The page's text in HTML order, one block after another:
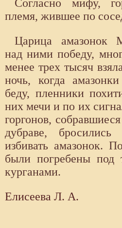
Согласно мифу,
племя, жившее по
Царица ама­зонок
над ними победу,
менее трех тысяч
ночь, когда
беду, пленники
них мечи и по их
горгонов,
дубраве,
избивать амазонок.
были погребены под
курганами.
Елисеева Л. А.